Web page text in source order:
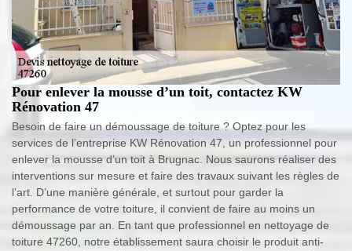
Pour enlever la mousse d’un toit, contactez KW
Rénovation 47
Besoin de faire un démoussage de toiture ? Optez pour les
services de l’entreprise KW Rénovation 47, un professionnel pour
enlever la mousse d’un toit à Brugnac. Nous saurons réaliser des
interventions sur mesure et faire des travaux suivant les règles de
l’art. D’une manière générale, et surtout pour garder la
performance de votre toiture, il convient de faire au moins un
démoussage par an. En tant que professionnel en nettoyage de
toiture 47260, notre établissement saura choisir le produit anti-